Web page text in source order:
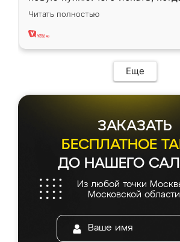
вполне довольна. Служит
два года, нареканий нет.
Читать полностью
Еще
ЗАКАЗАТЬ
БЕСПЛАТНОЕ
ДО НАШЕГО
Из любой точки
Московской